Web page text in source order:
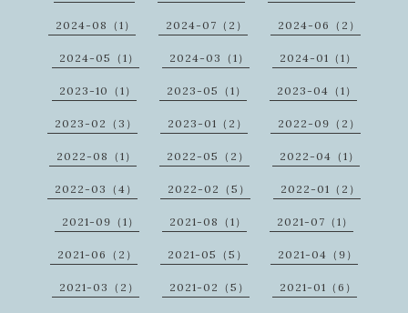
2024-08（1） 2024-07（2） 2024-06（2）
2024-05（1） 2024-03（1） 2024-01（1）
2023-10（1） 2023-05（1） 2023-04（1）
2023-02（3） 2023-01（2） 2022-09（2）
2022-08（1） 2022-05（2） 2022-04（1）
2022-03（4） 2022-02（5） 2022-01（2）
2021-09（1） 2021-08（1） 2021-07（1）
2021-06（2） 2021-05（5） 2021-04（9）
2021-03（2） 2021-02（5） 2021-01（6）